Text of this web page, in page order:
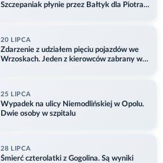
Szczepaniak płynie przez Bałtyk dla Piotra.
20 LIPCA
Zdarzenie z udziałem pięciu pojazdów we
Wrzoskach. Jeden z kierowców zabrany w
25 LIPCA
Wypadek na ulicy Niemodlińskiej w Opolu.
Dwie osoby w szpitalu
28 LIPCA
Śmierć czterolatki z Gogolina. Są wyniki